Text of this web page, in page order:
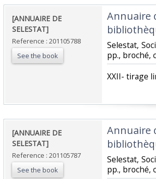
‎[ANNUAIRE DE
SELESTAT]‎
Reference : 201105788
See the book
‎Annuaire
‎Selestat,
pp., broché,
‎XXII- tirage
‎[ANNUAIRE DE
SELESTAT]‎
Reference : 201105787
See the book
‎Annuaire
‎Selestat,
pp., broché,